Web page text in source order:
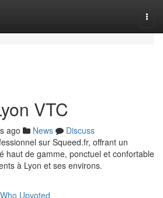
VTC
ago News
Discuss
sur Squeed.fr, offrant un
haut de gamme, ponctuel et confortable
à Lyon et ses environs.
Who Upvoted